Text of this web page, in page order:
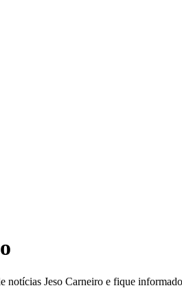
Jeso Carneiro e fique